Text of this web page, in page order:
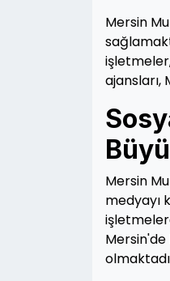
Mersin
Mersin
medyayı